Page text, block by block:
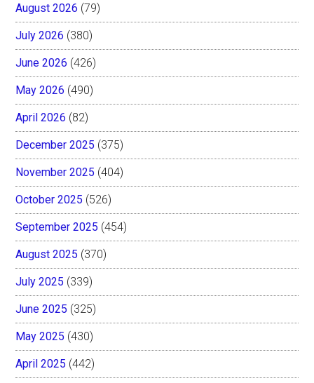
August 2026 (79)
July 2026 (380)
June 2026 (426)
May 2026 (490)
April 2026 (82)
December 2025 (375)
November 2025 (404)
October 2025 (526)
September 2025 (454)
August 2025 (370)
July 2025 (339)
June 2025 (325)
May 2025 (430)
April 2025 (442)